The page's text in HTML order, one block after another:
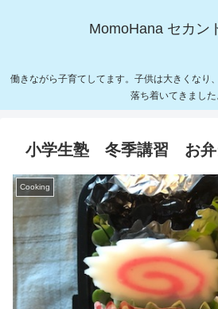
MomoHana セカン
働きながら子育てしてます。子供は大きくなり
落ち着いてきました
小学生塾 冬季講習 お弁
Cooking